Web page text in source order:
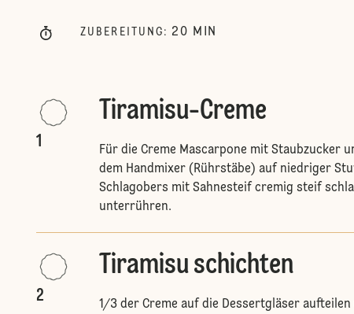
ZUBEREITUNG : 20 MIN
1
Tiramisu-Creme
Für die Creme Mascarpone mit Staubzucker
dem Handmixer (Rührstäbe) auf niedriger
Schlagobers mit Sahnesteif cremig steif
unterrühren.
2
Tiramisu schichten
1/3 der Creme auf die Dessertgläser aufteilen